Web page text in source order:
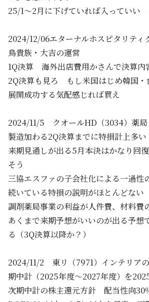
25/1～2月に下げていれば入っていい
2024/12/06エターナルホスピタリティ
鳥貴族・大吉の運営
1Q決算 海外出店費用かさんで決算内
2Q決算も見ろ もし米国はじめ韓国・
展開成功する気配感じれば買え
2024/11/5 クオールHD（3034）薬局
製造加わる2Q決算までに特損計上多い
来期見通しが出る5月本決はかなり回
そう
三協エスファの子会社化による一過性
続いている特損の説明がほとんどない
調剤薬局事業の利益が人件費、材料費
あくまで来期予想がいいのが出る予想
る（3Q決算以降か？）
2024/11/2 東リ（7971）インテリア
期中計（2025年度～2027年度）を
次期中計の株主還元方針 配当性向